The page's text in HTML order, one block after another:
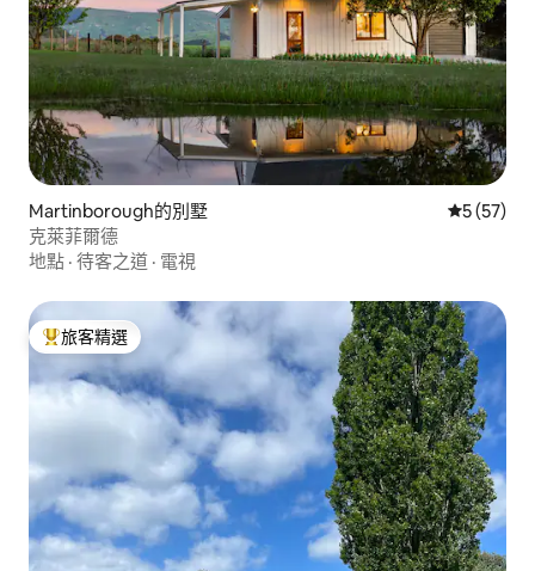
Martinborough的別墅 從 57 則評
5 (57)
克萊菲爾德
地點 · 待客之道 · 電視
旅客精選榜首
旅客精選